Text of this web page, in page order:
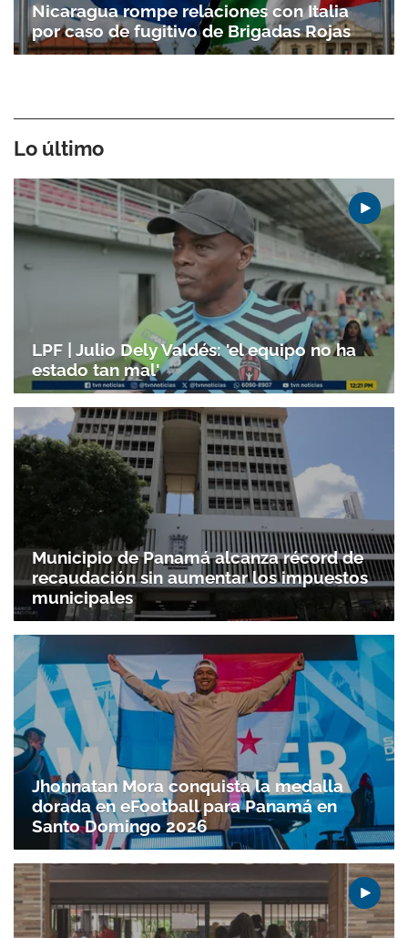
Nicaragua rompe relaciones con Italia
por caso de fugitivo de Brigadas Rojas
Lo último
LPF | Julio Dely Valdés: 'el equipo no ha
estado tan mal'
Municipio de Panamá alcanza récord de
recaudación sin aumentar los impuestos
municipales
Jhonnatan Mora conquista la medalla
dorada en eFootball para Panamá en
Santo Doming­o 2026